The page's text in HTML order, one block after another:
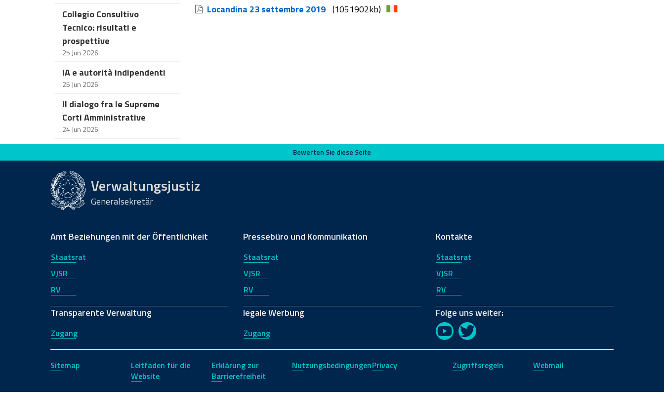
Collegio Consultivo
Tecnico: risultati e
prospettive
25 Jun 2026
IA e autorità indipendenti
25 Jun 2026
Il dialogo fra le Supreme
Corti Amministrative
24 Jun 2026
Locandina 23 settembre 2019 (1051902kb)
Bewerten Sie diese Seite Bewerten Sie diese Seite
Verwaltungsjustiz
Generalsekretär
Amt Beziehungen mit der Öffentlichkeit
Staatsrat
VJSR
RV
Transparente Verwaltung
Zugang
Pressebüro und Kommunikation
Staatsrat
VJSR
RV
legale Werbung
Zugang
Kontakte
Staatsrat
VJSR
RV
Folge uns weiter:
YouTubeTwitter
Sitemap
Leitfaden für die
Website
Erklärung zur
Barrierefreiheit
NutzungsbedingungenPrivacy Zugriffsregeln Webmail